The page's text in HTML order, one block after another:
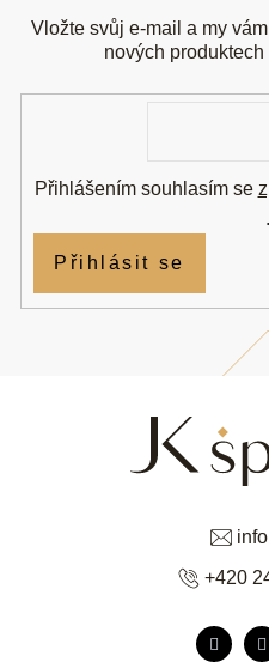
info
+420
Vložte svůj e-mail a my
nových
Přihlášením souhlasím se
.
Přihlásit se